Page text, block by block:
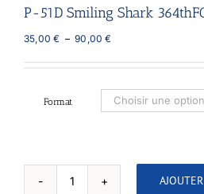
P-51D Smiling Shark
35,00€ – 90,00€Plage
prix :
à
90,00 €
Format
quantité